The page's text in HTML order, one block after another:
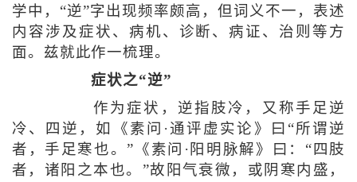
学中，“逆”字出现频率颇高，但词义不一，表述
内容涉及症状、病机、诊断、病证、治则等方
面。兹就此作一梳理。
症状之“逆”
作为症状，逆指肢冷，又称手足逆
冷、四逆，如《素问·通评虚实论》曰“所谓逆
者，手足寒也。”《素问·阳明脉解》曰：“四肢
者，诸阳之本也。”故阳气衰微，或阴寒内盛，